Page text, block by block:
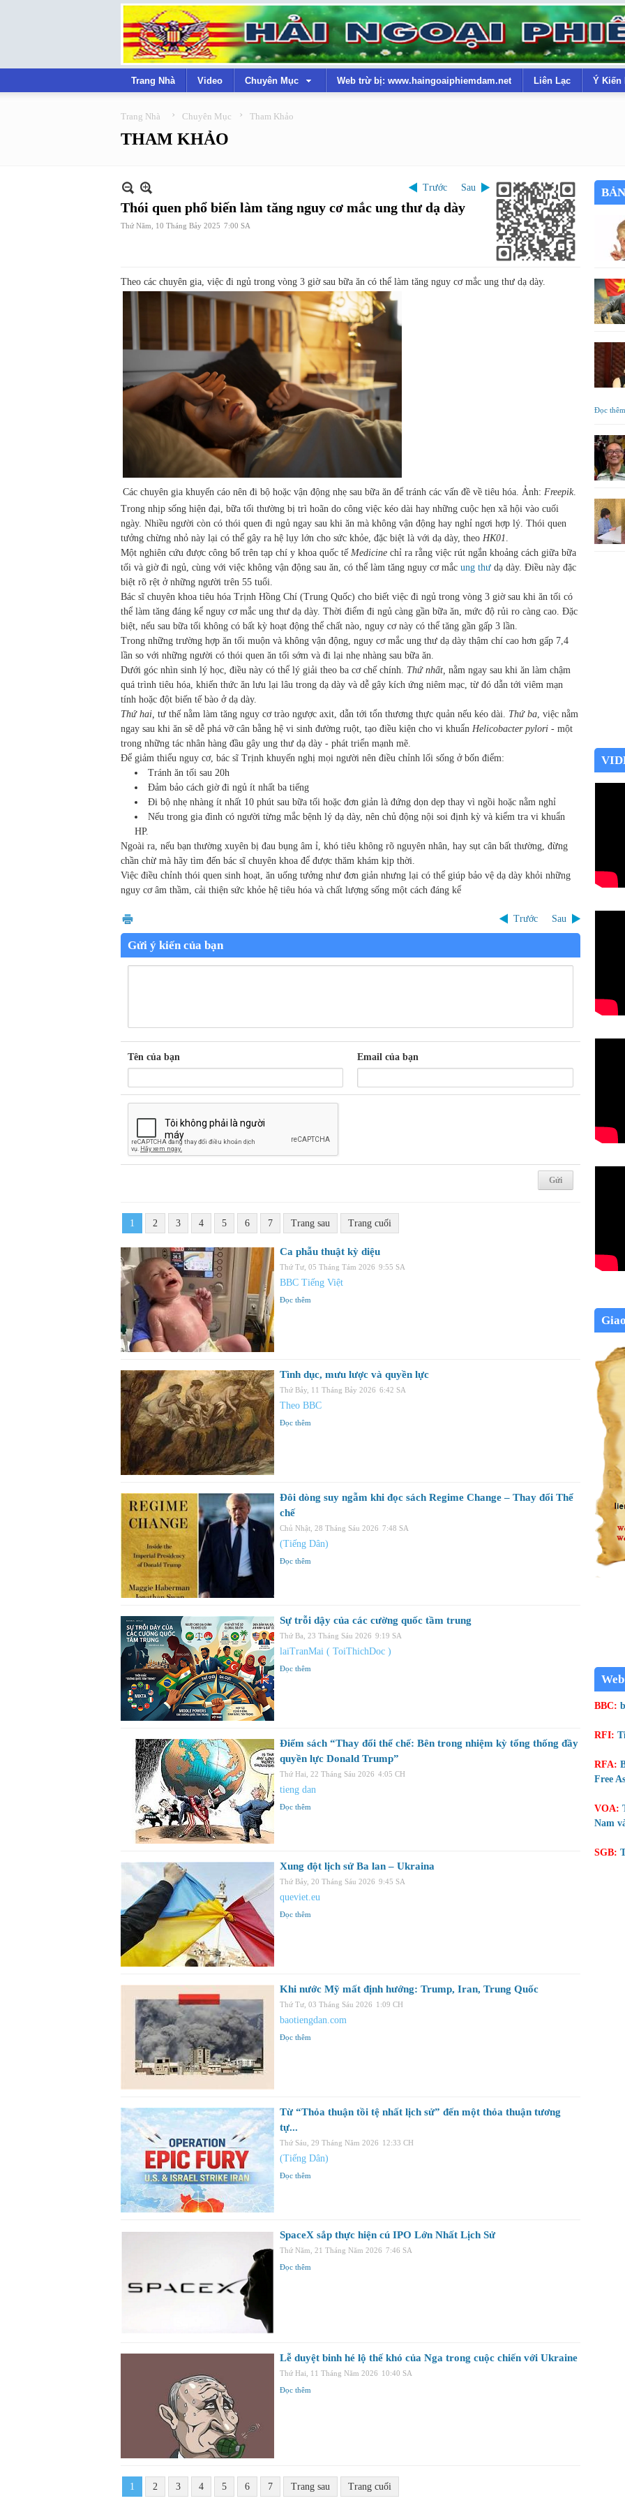
Trang Nhà Video Chuyên Mục Web trừ bị: www.haingoaiphiemdam.net Liên Lạc Ý Kiến
Trang Nhà › Chuyên Mục › Tham Khảo
THAM KHẢO
Trước Sau
Thói quen phổ biến làm tăng nguy cơ mắc ung thư dạ dày
Thứ Năm, 10 Tháng Bảy 2025 7:00 SA
Theo các chuyên gia, việc đi ngủ trong vòng 3 giờ sau bữa ăn có thể làm tăng nguy cơ mắc ung thư dạ dày.
Các chuyên gia khuyến cáo nên đi bộ hoặc vận động nhẹ sau bữa ăn để tránh các vấn đề về tiêu hóa. Ảnh: Freepik.
Trong nhịp sống hiện đại, bữa tối thường bị trì hoãn do công việc kéo dài hay những cuộc hẹn xã hội vào cuối
ngày. Nhiều người còn có thói quen đi ngủ ngay sau khi ăn mà không vận động hay nghỉ ngơi hợp lý. Thói quen
tưởng chừng nhỏ này lại có thể gây ra hệ lụy lớn cho sức khỏe, đặc biệt là với dạ dày, theo HK01.
Một nghiên cứu được công bố trên tạp chí y khoa quốc tế Medicine chỉ ra rằng việc rút ngắn khoảng cách giữa bữa
tối và giờ đi ngủ, cùng với việc không vận động sau ăn, có thể làm tăng nguy cơ mắc ung thư dạ dày. Điều này đặc
biệt rõ rệt ở những người trên 55 tuổi.
Bác sĩ chuyên khoa tiêu hóa Trịnh Hồng Chí (Trung Quốc) cho biết việc đi ngủ trong vòng 3 giờ sau khi ăn tối có
thể làm tăng đáng kể nguy cơ mắc ung thư dạ dày. Thời điểm đi ngủ càng gần bữa ăn, mức độ rủi ro càng cao. Đặc
biệt, nếu sau bữa tối không có bất kỳ hoạt động thể chất nào, nguy cơ này có thể tăng gần gấp 3 lần.
Trong những trường hợp ăn tối muộn và không vận động, nguy cơ mắc ung thư dạ dày thậm chí cao hơn gấp 7,4
lần so với những người có thói quen ăn tối sớm và đi lại nhẹ nhàng sau bữa ăn.
Dưới góc nhìn sinh lý học, điều này có thể lý giải theo ba cơ chế chính. Thứ nhất, nằm ngay sau khi ăn làm chậm
quá trình tiêu hóa, khiến thức ăn lưu lại lâu trong dạ dày và dễ gây kích ứng niêm mạc, từ đó dẫn tới viêm mạn
tính hoặc đột biến tế bào ở dạ dày.
Thứ hai, tư thế nằm làm tăng nguy cơ trào ngược axit, dẫn tới tổn thương thực quản nếu kéo dài. Thứ ba, việc nằm
ngay sau khi ăn sẽ dễ phá vỡ cân bằng hệ vi sinh đường ruột, tạo điều kiện cho vi khuẩn Helicobacter pylori - một
trong những tác nhân hàng đầu gây ung thư dạ dày - phát triển mạnh mẽ.
Để giảm thiểu nguy cơ, bác sĩ Trịnh khuyến nghị mọi người nên điều chỉnh lối sống ở bốn điểm:
Tránh ăn tối sau 20h
Đảm bảo cách giờ đi ngủ ít nhất ba tiếng
Đi bộ nhẹ nhàng ít nhất 10 phút sau bữa tối hoặc đơn giản là đứng dọn dẹp thay vì ngồi hoặc nằm nghỉ
Nếu trong gia đình có người từng mắc bệnh lý dạ dày, nên chủ động nội soi định kỳ và kiểm tra vi khuẩn
HP.
Ngoài ra, nếu bạn thường xuyên bị đau bụng âm ỉ, khó tiêu không rõ nguyên nhân, hay sụt cân bất thường, đừng
chần chừ mà hãy tìm đến bác sĩ chuyên khoa để được thăm khám kịp thời.
Việc điều chỉnh thói quen sinh hoạt, ăn uống tưởng như đơn giản nhưng lại có thể giúp bảo vệ dạ dày khỏi những
nguy cơ âm thầm, cải thiện sức khỏe hệ tiêu hóa và chất lượng sống một cách đáng kể
Trước Sau
Gửi ý kiến của bạn
Tên của bạn Email của bạn
1 2 3 4 5 6 7 Trang sau Trang cuối
Ca phẫu thuật kỳ diệu
Thứ Tư, 05 Tháng Tám 2026 9:55 SA
BBC Tiếng Việt
Đọc thêm
Tình dục, mưu lược và quyền lực
Thứ Bảy, 11 Tháng Bảy 2026 6:42 SA
Theo BBC
Đọc thêm
Đôi dòng suy ngẫm khi đọc sách Regime Change – Thay đổi Thể
chế
Chủ Nhật, 28 Tháng Sáu 2026 7:48 SA
(Tiếng Dân)
Đọc thêm
Sự trỗi dậy của các cường quốc tầm trung
Thứ Ba, 23 Tháng Sáu 2026 9:19 SA
laiTranMai ( ToiThichDoc )
Đọc thêm
Điểm sách “Thay đổi thể chế: Bên trong nhiệm kỳ tổng thống đầy
quyền lực Donald Trump”
Thứ Hai, 22 Tháng Sáu 2026 4:05 CH
tieng dan
Đọc thêm
Xung đột lịch sử Ba lan – Ukraina
Thứ Bảy, 20 Tháng Sáu 2026 9:45 SA
queviet.eu
Đọc thêm
Khi nước Mỹ mất định hướng: Trump, Iran, Trung Quốc
Thứ Tư, 03 Tháng Sáu 2026 1:09 CH
baotiengdan.com
Đọc thêm
Từ “Thỏa thuận tồi tệ nhất lịch sử” đến một thỏa thuận tương
tự...
Thứ Sáu, 29 Tháng Năm 2026 12:33 CH
(Tiếng Dân)
Đọc thêm
SpaceX sắp thực hiện cú IPO Lớn Nhất Lịch Sử
Thứ Năm, 21 Tháng Năm 2026 7:46 SA
Đọc thêm
Lễ duyệt binh hé lộ thế khó của Nga trong cuộc chiến với Ukraine
Thứ Hai, 11 Tháng Năm 2026 10:40 SA
Đọc thêm
1 2 3 4 5 6 7 Trang sau Trang cuối
Đọc thêm
BBC:
RFI:
RFA:
Free
VOA:
Nam
SGB: